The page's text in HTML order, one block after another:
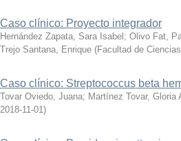
Caso clínico: Proyecto integrador
Hernández Zapata, Sara Isabel ; Olivo Fat,
Trejo Santana, Enrique (Facultad de
Caso clínico: Streptococcus beta
Tovar Oviedo, Juana; Martínez Tovar, Gloria
2018-11-01)